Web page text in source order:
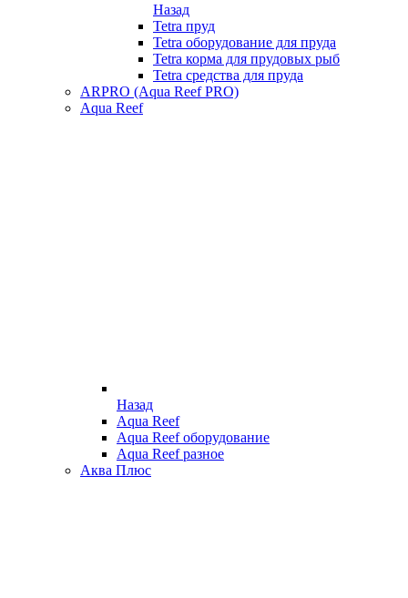
Назад
Tetra пруд
Tetra оборудование для пруда
Tetra корма для прудовых рыб
Tetra средства для пруда
ARPRO (Aqua Reef PRO)
Aqua Reef
Назад
Aqua Reef
Aqua Reef оборудование
Aqua Reef разное
Аква Плюс